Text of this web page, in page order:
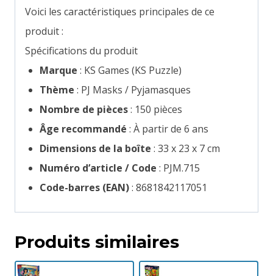
Voici les caractéristiques principales de ce
produit :
Spécifications du produit
Marque : KS Games (KS Puzzle)
Thème : PJ Masks / Pyjamasques
Nombre de pièces: 150 pièces
Âge recommandé : À partir de 6 ans
Dimensions de la boîte : 33 x 23 x 7 cm
Numéro d’article / Code : PJM.715
Code-barres (EAN): 8681842117051
Produits similaires